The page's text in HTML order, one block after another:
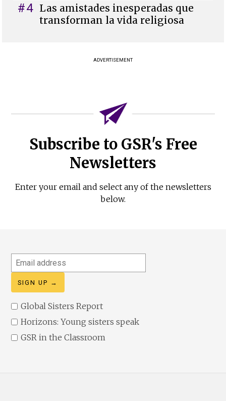
#4 Las amistades inesperadas que
transforman la vida religiosa
ADVERTISEMENT
Subscribe to GSR's Free
Newsletters
Enter your email and select any of the newsletters
below.
Email
address
Global Sisters Report
Horizons: Young sisters speak
GSR in the Classroom